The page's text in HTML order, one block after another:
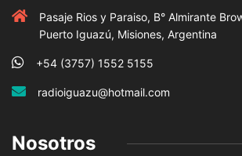
Pasaje Rios y Paraiso, B° Almirante
Puerto Iguazú, Misiones, Argentina
+54 (3757) 1552 5155
radioiguazu@hotmail.com
Nosotros